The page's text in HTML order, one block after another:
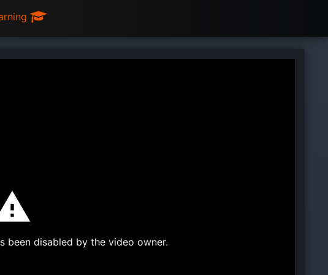
been disabled by the video owner.